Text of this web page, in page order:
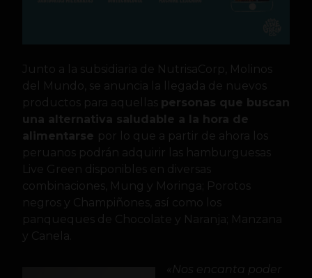
Junto a la subsidiaria de NutrisaCorp, Molinos
del Mundo, se anuncia la llegada de nuevos
productos para aquellas personas que buscan
una alternativa saludable a la hora de
alimentarse por lo que a partir de ahora los
peruanos podrán adquirir las hamburguesas
Live Green disponibles en diversas
combinaciones, Mung y Moringa; Porotos
negros y Champiñones, así como los
panqueques de Chocolate y Naranja; Manzana
y Canela.
«Nos encanta poder